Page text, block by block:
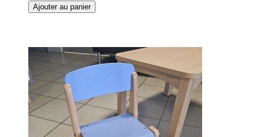
Ajouter au panier